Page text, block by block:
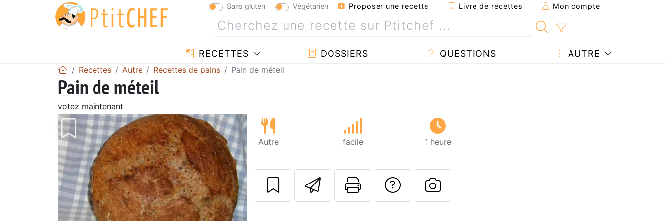
Sans gluten Végétarien Proposer une recette Livre de recettes Mon compte
RECETTES DOSSIERS QUESTIONS AUTRE
Recettes Autre Recettes de pains Pain de méteil
Pain de méteil
votez maintenant
Autre facile 1 heure
Envoyer cette recette à un ami
Imprimer cette page
Poser une question à l'auteur
Publier votre photo de cette